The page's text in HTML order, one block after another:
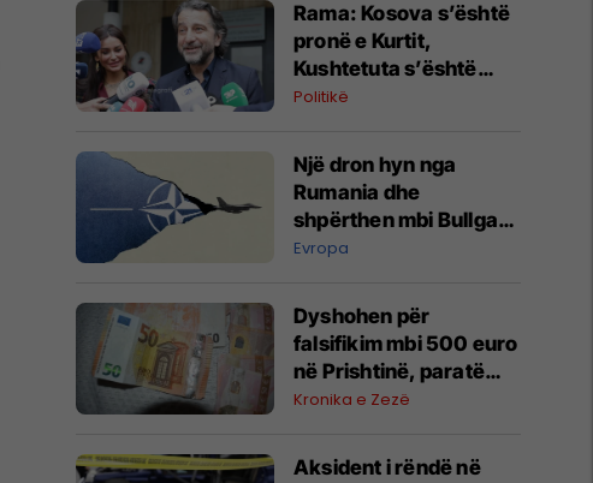
​Rama: Kosova s’është
pronë e Kurtit,
Kushtetuta s’është
mjet për manipulime
Politikë
Një dron hyn nga
Rumania dhe
shpërthen mbi Bullgari,
'alarm' në krahun
Evropa
Dyshohen për
falsifikim mbi 500 euro
në Prishtinë, paratë
sekuestrohen për
Kronika e Zezë
Aksident i rëndë në